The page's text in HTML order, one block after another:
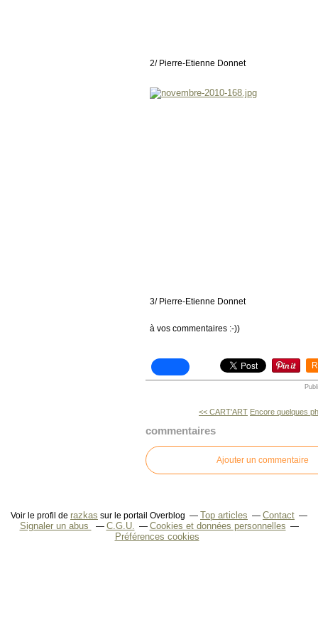
2/ Pierre-Etienne Donnet
3/ Pierre-Etienne Donnet
à vos commentaires :-))
<< CART'ART Encore quelques
commentaires
Ajouter un commentaire
Voir le profil de razkas sur le portail Overblog Top articles
Contact
Signaler un abus
C.G.U.
Cookies et données personnelles
Préférences cookies